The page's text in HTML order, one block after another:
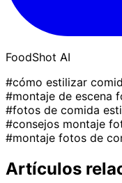
FoodShot AI
#cómo estilizar
#montaje de escena
#fotos de comida
#consejos montaje
#montaje fotos de
Artículos